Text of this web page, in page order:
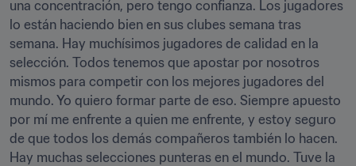
una concentración, pero tengo confianza. Los jugadores
lo están haciendo bien en sus clubes semana tras
semana. Hay muchísimos jugadores de calidad en la
selección. Todos tenemos que apostar por nosotros
mismos para competir con los mejores jugadores del
mundo. Yo quiero formar parte de eso. Siempre apuesto
por mí me enfrente a quien me enfrente, y estoy seguro
de que todos los demás compañeros también lo hacen.
Hay muchas selecciones punteras en el mundo. Tuve la